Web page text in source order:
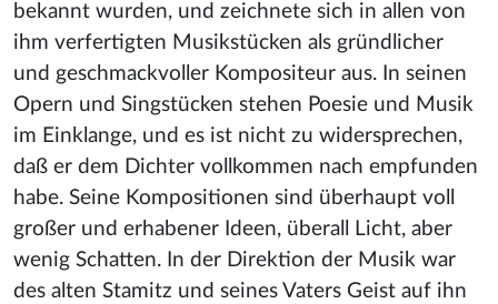
bekannt wurden, und zeichnete sich in allen von
ihm verfertigten Musikstücken als gründlicher
und geschmackvoller Kompositeur aus. In seinen
Opern und Singstücken stehen Poesie und Musik
im Einklange, und es ist nicht zu widersprechen,
daß er dem Dichter vollkommen nach empfunden
habe. Seine Kompositionen sind überhaupt voll
großer und erhabener Ideen, überall Licht, aber
wenig Schatten. In der Direktion der Musik war
des alten Stamitz und seines Vaters Geist auf ihn